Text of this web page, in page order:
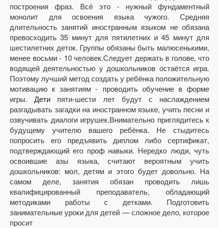
построения фраз. Всё это - нужный фундаментный
монолит для освоения языка чужого. Средняя
длительность занятий иностранным языком не обязана
превосходить 35 минут для пятилетних и 45 минут для
шестилетних деток. Группы обязаны быть малюсенькими,
менее восьми - 10 человек.Следует держать в голове, что
водящей деятельностью у дошкольников остаётся игра.
Поэтому лучший метод создать у ребёнка положительную
мотивацию к занятиям - проводить обучение в форме
игры.Дети пяти-шести лет будут с наслаждением
разгадывать загадки на иностранном языке, учить песни и
озвучивать диалоги игрушек.Внимательно приглядитесь к
будущему учителю вашего ребёнка. Не стыдитесь
попросить его предъявить диплом либо сертификат,
подтверждающий его проф навыки. Нередко люди, чуть
освоившие азы языка, считают вероятным учить
дошкольников: мол, детям и этого будет довольно. На
самом деле, занятия обязан проводить лишь
квалифицированный преподаватель, обладающий
методиками работы с детками. Подготовить
занимательные уроки для детей — сложное дело, которое
просит